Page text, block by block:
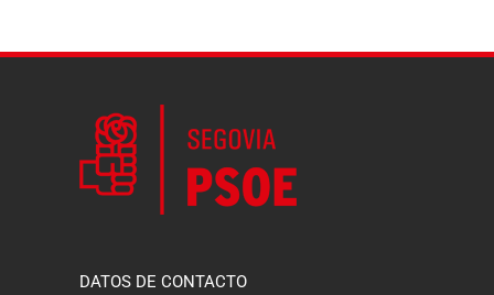
DATOS DE CONTACTO